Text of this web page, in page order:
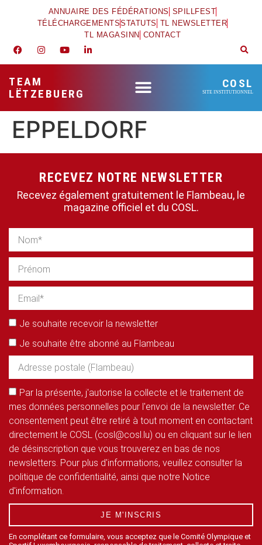
ANNUAIRE DES FÉDÉRATIONS SPILLFEST
TÉLÉCHARGEMENTSSTATUTS TL NEWSLETTER
TL MAGASINN CONTACT
TEAM
LËTZEBUERG
COSL
SITE INSTITUTIONNEL
EPPELDORF
RECEVEZ NOTRE NEWSLETTER
Recevez également gratuitement le Flambeau, le
magazine officiel et du COSL.
Je souhaite recevoir la newsletter
Je souhaite être abonné au Flambeau
Par la présente, j'autorise la collecte et le traitement de
mes données personnelles pour l'envoi de la newsletter. Ce
consentement peut être retiré à tout moment en contactant
directement le COSL (cosl@cosl.lu) ou en cliquant sur le lien
de désinscription que vous trouverez en bas de nos
newsletters. Pour plus d'informations, veuillez consulter la
politique de confidentialité, ainsi que notre Notice
d'information.
JE M'INSCRIS
En complétant ce formulaire, vous acceptez que le Comité Olympique et